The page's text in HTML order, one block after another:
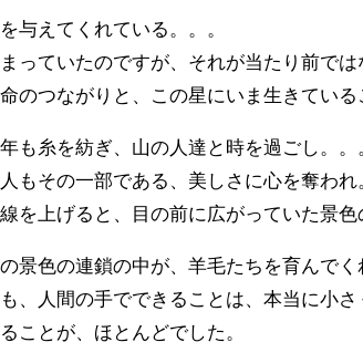
与えてくれている。。。
っていたのですが、それが当たり前で
のつながりと、この星にいま生きている
も糸を紡ぎ、山の人達と時を過ごし。。
もその一部である、美しさに心を奪われ
を上げると、目の前に広がっていた景色
景色の連鎖の中が、羊毛たちを育んでく
、人間の手でできることは、本当に小さ
ことが、ほとんどでした。